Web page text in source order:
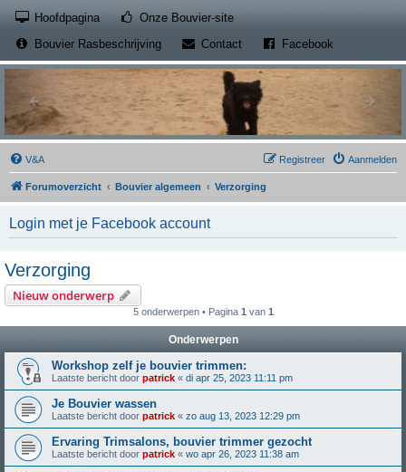
Hoofdpagina Onze Bouvier-site(Opens a new tab)
Bouvier Rasbeschrijving
Contact(Opens a new tab)
Facebook
V&A Aanmelden
Registreer
Forumoverzicht Bouvier algemeen Verzorging
Login met je Facebook account
Verzorging
Nieuw onderwerp
5 onderwerpen • Pagina 1 van 1
Onderwerpen
Workshop zelf je bouvier trimmen:
Laatste bericht door patrick « di apr 25, 2023 11:11 pm
Je Bouvier wassen
Laatste bericht door patrick « zo aug 13, 2023 12:29 pm
Ervaring Trimsalons, bouvier trimmer gezocht
Laatste bericht door patrick « wo apr 26, 2023 11:38 am